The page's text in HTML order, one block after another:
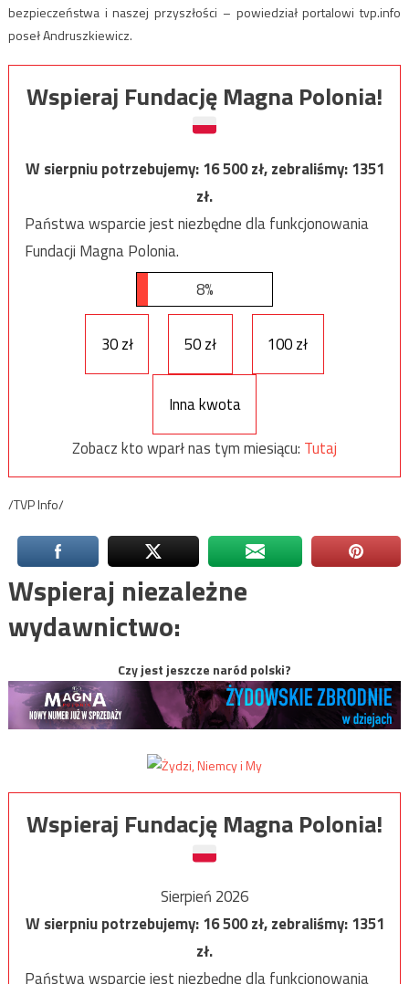
bezpieczeństwa i naszej przyszłości – powiedział portalowi tvp.info
poseł Andruszkiewicz.
Wspieraj Fundację Magna Polonia!
W sierpniu potrzebujemy:16 500zł, zebraliśmy:1351
zł.
Państwa wsparcie jest niezbędne dla funkcjonowania
Fundacji Magna Polonia.
8%
30 zł 50 zł 100 zł
Inna kwota
Zobacz kto wparł nas tym miesiącu: Tutaj
/TVP Info/
Wspieraj niezależne
wydawnictwo:
Czy jest jeszcze naród polski?
Wspieraj Fundację Magna Polonia!
Sierpień 2026
W sierpniu potrzebujemy:16 500zł, zebraliśmy:1351
zł.
Państwa wsparcie jest niezbędne dla funkcjonowania